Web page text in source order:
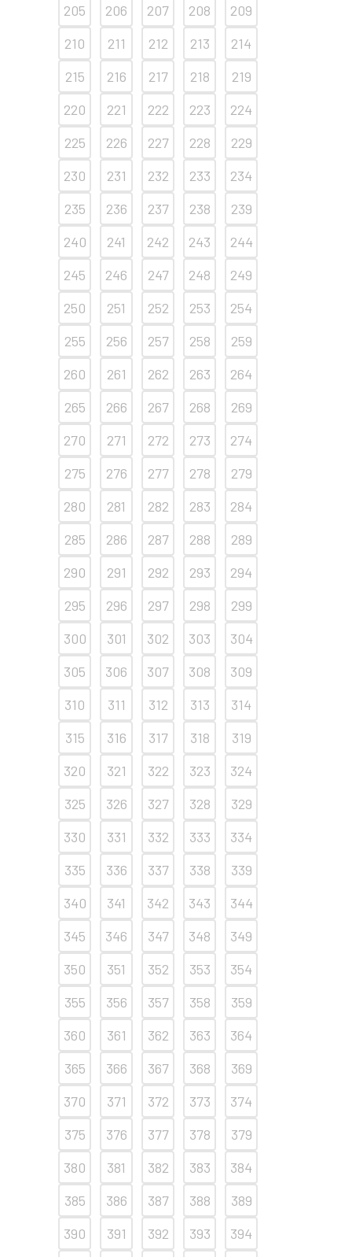
205
206 207 208
209
210
211 212 213
214
215
216 217 218
219
220
221 222 223
224
225
226 227 228
229
230
231 232 233
234
235
236 237 238
239
240
241 242 243
244
245
246 247 248
249
250
251 252 253
254
255
256 257 258
259
260
261 262 263
264
265
266 267 268
269
270
271 272 273
274
275
276 277 278
279
280
281 282 283
284
285
286 287 288
289
290
291 292 293
294
295
296 297 298
299
300
301 302 303
304
305
306 307 308
309
310
311 312 313
314
315
316 317 318
319
320
321 322 323
324
325
326 327 328
329
330
331 332 333
334
335
336 337 338
339
340
341 342 343
344
345
346 347 348
349
350
351 352 353
354
355
356 357 358
359
360
361 362 363
364
365
366 367 368
369
370
371 372 373
374
375
376 377 378
379
380
381 382 383
384
385
386 387 388
389
390
391 392 393 394